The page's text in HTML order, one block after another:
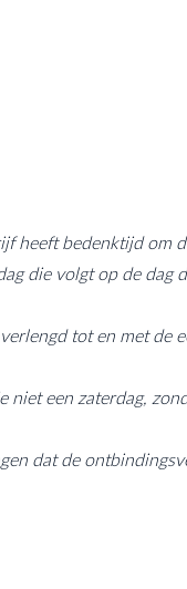
heeft bedenktijd om
die volgt op de dag
tot en met de
een zaterdag,
dat de